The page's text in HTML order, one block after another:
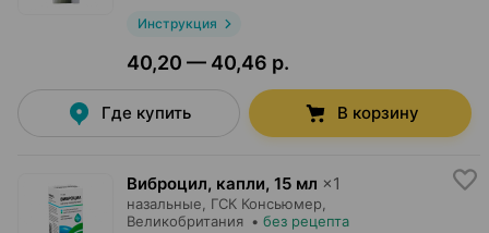
Инструкция
40,20 — 40,46 р.
Где купить В корзину
Виброцил, капли, 15 мл ×1
назальные, ГСК Консьюмер,
Великобритания • без рецепта